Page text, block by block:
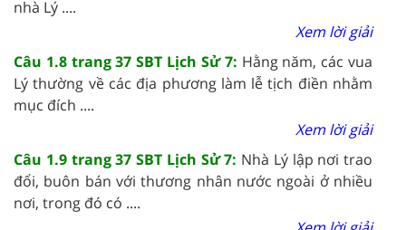
nhà Lý ....
Xem lời giải
Câu 1.8 trang 37 SBT Lịch Sử 7: Hằng năm, các vua
Lý thường về các địa phương làm lễ tịch điền nhằm
mục đích ....
Xem lời giải
Câu 1.9 trang 37 SBT Lịch Sử 7: Nhà Lý lập nơi trao
đổi, buôn bán với thương nhân nước ngoài ở nhiều
nơi, trong đó có ....